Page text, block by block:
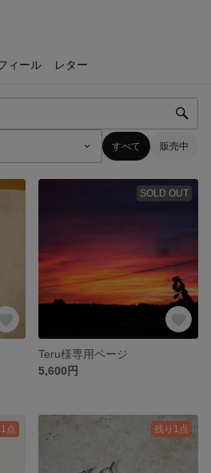
ィール レター
すべて 販売中
SOLD OUT
Teru様専用ページ
5,600円
点 残り1点